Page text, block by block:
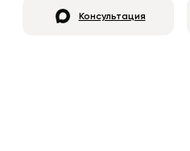
Консультация